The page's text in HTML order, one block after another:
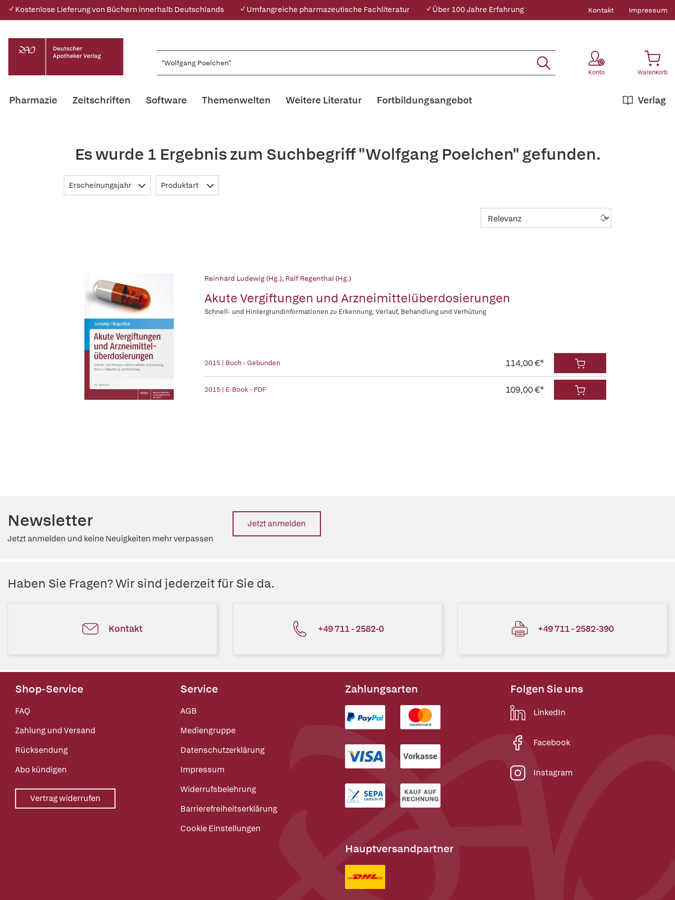
✓ Kostenlose Lieferung von Büchern innerhalb Deutschlands ✓ Umfangreiche pharmazeutische Fachliteratur ✓ Über 100 Jahre Erfahrung Kontakt Impressum
Konto Warenkorb
Pharmazie Zeitschriften Software Themenwelten Weitere Literatur Verlag
Fortbildungsangebot
Es wurde 1 Ergebnis zum Suchbegriff "Wolfgang Poelchen" gefunden.
Erscheinungsjahr Produktart
Reinhard Ludewig (Hg.), Ralf Regenthal (Hg.)
Akute Vergiftungen und Arzneimittelüberdosierungen
Schnell- und Hintergrundinformationen zu Erkennung, Verlauf, Behandlung und Verhütung
2015 | Buch - Gebunden 114,00 €*
2015 | E-Book - PDF 109,00 €*
Newsletter
Jetzt anmelden und keine Neuigkeiten mehr verpassen
Jetzt anmelden
Haben Sie Fragen? Wir sind jederzeit für Sie da.
Kontakt +49 711 - 2582-0 +49 711 - 2582-390
Shop-Service
FAQ
Zahlung und Versand
Rücksendung
Abo kündigen
Vertrag widerrufen
Service
AGB
Mediengruppe
Datenschutzerklärung
Impressum
Widerrufsbelehrung
Barrierefreiheitserklärung
Cookie Einstellungen
Zahlungsarten
Hauptversandpartner
Folgen Sie uns
LinkedIn
Facebook
Instagram